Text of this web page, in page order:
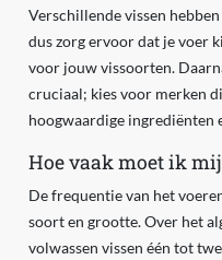
Verschillende vissen
dus zorg ervoor dat je voer
voor jouw vissoorten.
cruciaal; kies voor merken
hoogwaardige ingrediënten
Hoe vaak moet ik
De frequentie van het
soort en grootte. Over het
volwassen vissen één tot